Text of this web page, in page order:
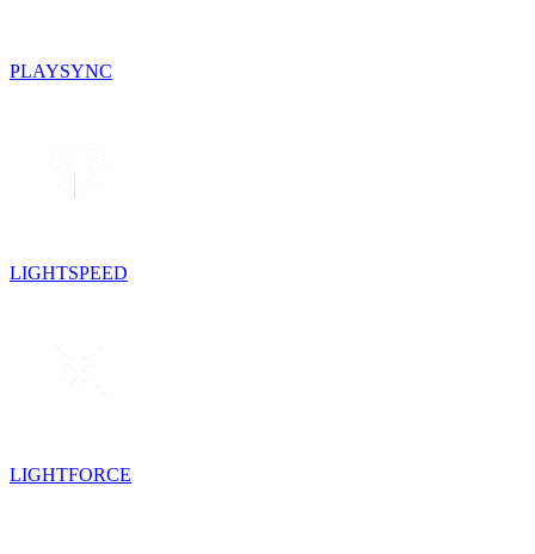
PLAYSYNC
LIGHTSPEED
LIGHTFORCE